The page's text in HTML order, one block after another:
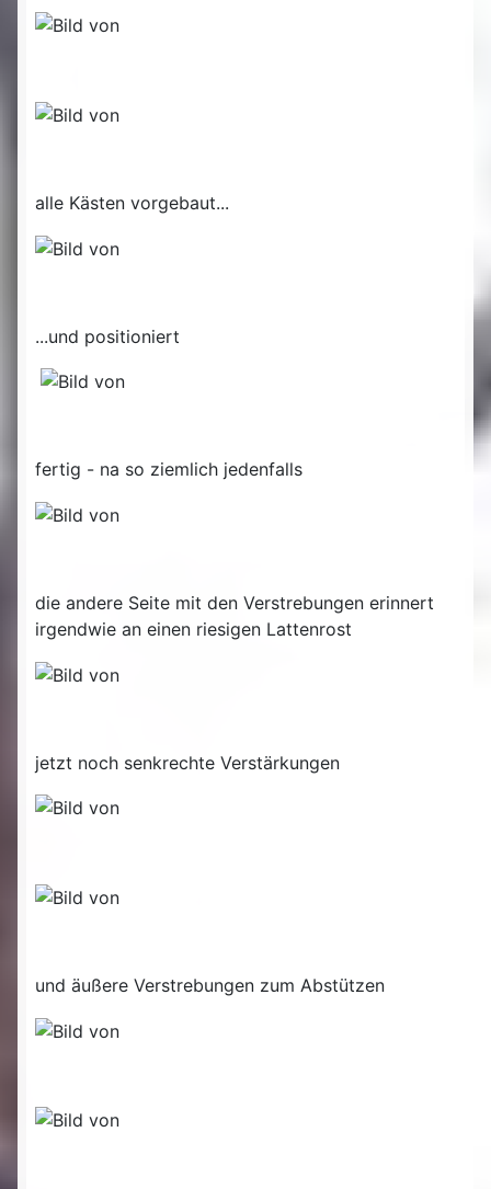
alle Kästen vorgebaut...
...und positioniert
fertig - na so ziemlich jedenfalls
die andere Seite mit den Verstrebungen erinnert
irgendwie an einen riesigen Lattenrost
jetzt noch senkrechte Verstärkungen
und äußere Verstrebungen zum Abstützen